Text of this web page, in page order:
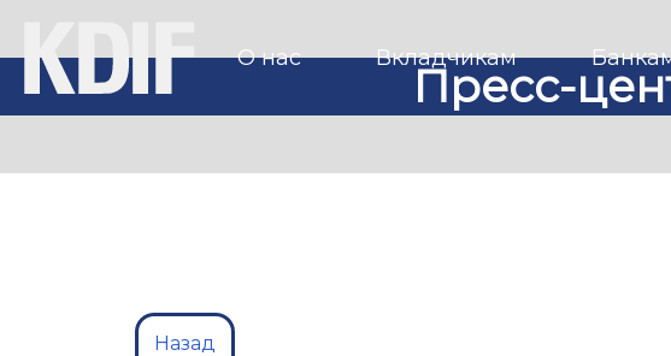
О нас Вкладчикам
Пресс-
Назад